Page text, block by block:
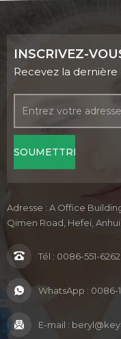
INSCRIVEZ-
Recevez la
Adresse : A Office
Qimen Road, Hefei,
Tél : 0086-551-
WhatsApp : 0086-
E-mail :